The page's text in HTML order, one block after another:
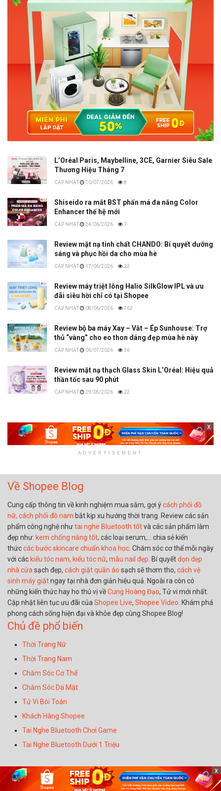
L’Oréal Paris, Maybelline, 3CE, Garnier Siêu Sale
Thương Hiệu Tháng 7
10/07/2026 8
Shiseido ra mắt BST phấn má đa năng Color
Enhancer thế hệ mới
24/06/2026 7
Review mặt nạ tinh chất CHANDO: Bí quyết dưỡng
sáng và phục hồi da cho mùa hè
17/06/2026 22
Review máy triệt lông Halio SilkGlow IPL và ưu
đãi siêu hời chỉ có tại Shopee
08/06/2026 762
Review bộ ba máy Xay – Vắt – Ép Sunhouse: Trợ
thủ “vàng” cho eo thon dáng đẹp mùa hè này
06/07/2026 36
Review mặt nạ thạch Glass Skin L’Oréal: Hiệu quả
thần tốc sau 90 phút
29/05/2026 22
x
ADVERTISEMENT
Về Shopee Blog
Cung cấp thông tin về kinh nghiệm mua sắm, gợi ýcách phối đồ
nữ, cách phối đồ nam bắt kịp xu hướng thời trang. Review các sản
phẩm công nghệ nhưtai nghe Bluetooth tốtvà các sản phẩm làm
đẹp như: kem chống nắng tốt, các loại serum,… chia sẻ kiến
thứccác bước skincare chuẩn khoa học . Chăm sóc cơ thể mỗi ngày
với các kiểu tóc nam, kiểu tóc nữ, mẫu nail đẹp . Bí quyếtdọn dẹp
nhà cửa sạch đẹp, cách giặt quần áo sạch sẽ thơm tho, cách vệ
sinh máy giặtngay tại nhà đơn giản hiệu quả. Ngoài ra còn có
những kiến thức hay ho thú vị vềCung Hoàng Đạo, Tử vi mới nhất.
Cập nhật liên tục ưu đãi của Shopee Live, Shopee Video . Khám phá
phong cách sống hiện đại và khỏe đẹp cùng Shopee Blog!
Chủ đề phổ biến
Thời Trang Nữ
Thời Trang Nam
Chăm Sóc Cơ Thể
Chăm Sóc Da Mặt
Tử Vi Bói Toán
Khách Hàng Shopee
Tai Nghe Bluetooth Chơi Game
Tai Nghe Bluetooth Dưới 1 Triệu
Miễn Trừ Trách Nhiệm x